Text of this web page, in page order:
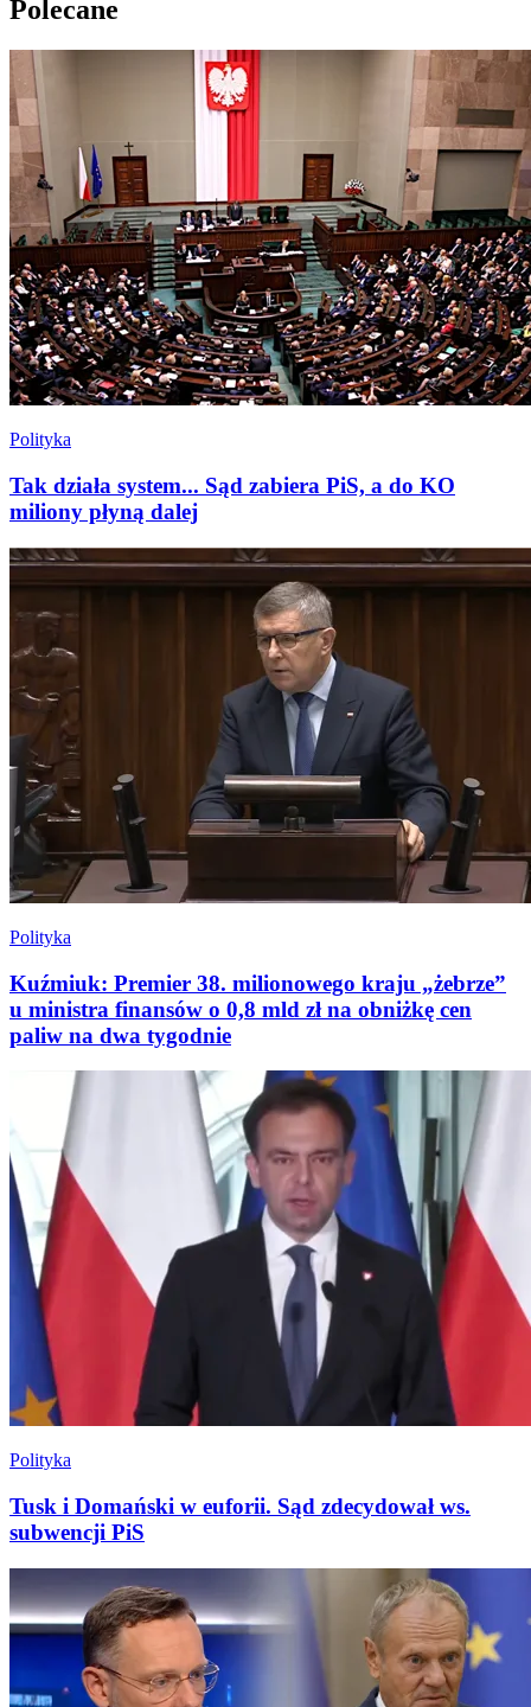
Polecane
Polityka
Tak działa system... Sąd zabiera PiS, a do KO
miliony płyną dalej
Polityka
Kuźmiuk: Premier 38. milionowego kraju „żebrze”
u ministra finansów o 0,8 mld zł na obniżkę cen
paliw na dwa tygodnie
Polityka
Tusk i Domański w euforii. Sąd zdecydował ws.
subwencji PiS